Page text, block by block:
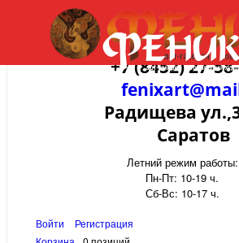
+7 (8452) 27-
Радищева
Саратов
Летний режим работы:
Пн-Пт: 10-19 ч.
Сб-Вс: 10-17 ч.
Войти
Регистрация